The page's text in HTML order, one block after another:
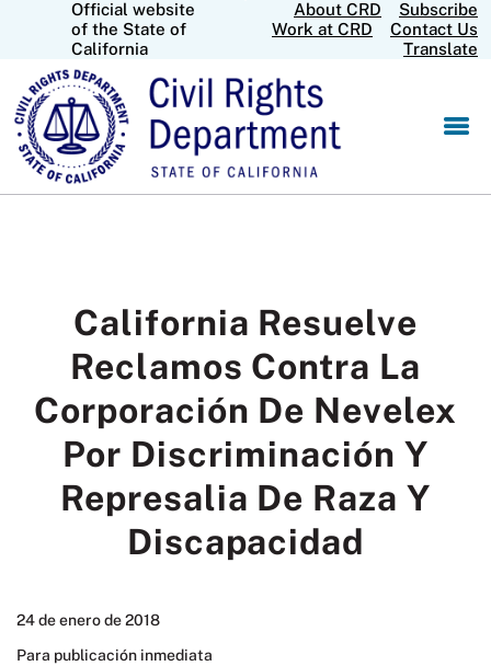
Official website
of the State of
California
About CRD
Subscribe
Work at CRD
Contact Us
Translate
California Resuelve
Reclamos Contra La
Corporación De Nevelex
Por Discriminación Y
Represalia De Raza Y
Discapacidad
24 de enero de 2018
Para publicación inmediata